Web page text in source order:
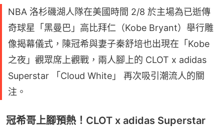
NBA 洛杉磯湖人隊在美國時間 2/8 於主場為已逝傳
奇球星「黑曼巴」高比拜仁（Kobe Bryant）舉行雕
像揭幕儀式，陳冠希與妻子秦舒培也出現在「Kobe
之夜」觀眾席上觀戰，兩人腳上的 CLOT x adidas
Superstar 「Cloud White」 再次吸引潮流人的關
注。
冠希哥上腳預熱！CLOT x adidas Superstar